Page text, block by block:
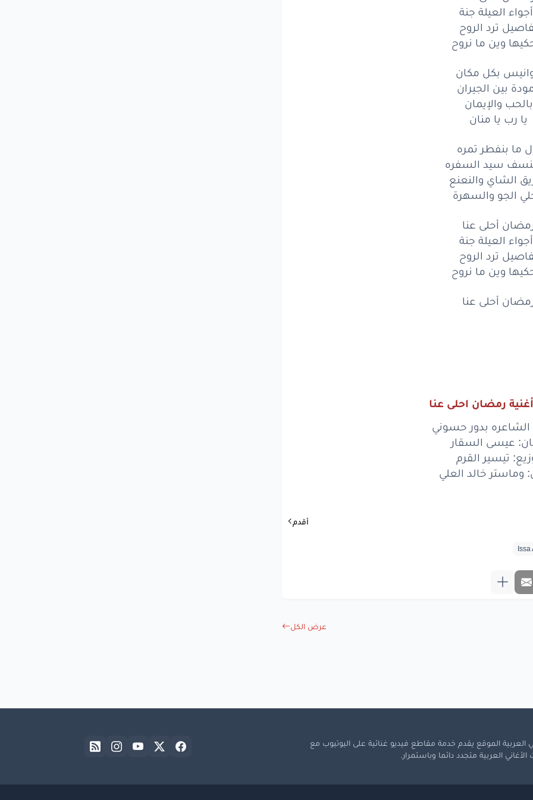
بكلمكان
بين الجيران
والإيمان
ربيامنان
والإيمان
ربيامنان
مابنفطرتمره
سيدالسفره
الشاي والنعنع
الجووالسهرة
أحلىعنا
العيلةجنة
www.lyrics-
العيلة جنة
ترد الروح
وين ما نروح
بكل مكان
بين الجيران
بالحب والإيمان
يا رب يا منان
ما بنفطر تمره
سيد السفره
الشاي والنعنع
الجو والسهرة
أحلى عنا
العيلة جنة
ترد الروح
وين ما نروح
أحلى عنا
رمضان احلى عنا
بدور حسوني
عيسى السقار
تيسير القرم
خالد العلي
أقدم
عرض الكل
العربية الموقع يقدم خدمة مقاطع فيديو غنائية على اليوتيوب مع
العربية متجدد دائما وباستمرار.